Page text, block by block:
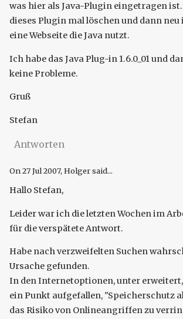
was hier als Java-Plugin eingetragen
dieses Plugin mal löschen und dann
eine Webseite die Java nutzt.
Ich habe das Java Plug-in 1.6.0_01 und
keine Probleme.
Gruß
Stefan
Antworten
On27 Jul 2007, Holger said...
Hallo Stefan,
Leider war ich die letzten Wochen im
für die verspätete Antwort.
Habe nach verzweifelten Suchen
Ursache gefunden.
In den Internetoptionen, unter
ein Punkt aufgefallen, "Speicherschutz
das Risiko von Onlineangriffen zu